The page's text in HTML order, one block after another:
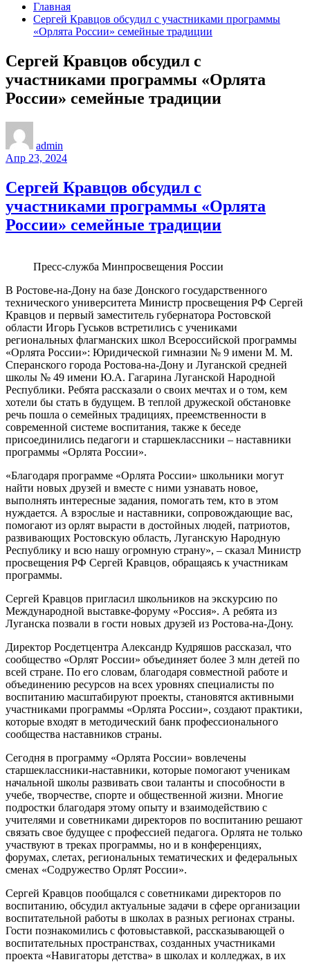
Главная
Сергей Кравцов обсудил с участниками программы
«Орлята России» семейные традиции
Сергей Кравцов обсудил с
участниками программы «Орлята
России» семейные традиции
admin
Апр 23, 2024
Сергей Кравцов обсудил с
участниками программы «Орлята
России» семейные традиции
Пресс-служба Минпросвещения России
В Ростове-на-Дону на базе Донского государственного
технического университета Министр просвещения РФ Сергей
Кравцов и первый заместитель губернатора Ростовской
области Игорь Гуськов встретились с учениками
региональных флагманских школ Всероссийской программы
«Орлята России»: Юридической гимназии № 9 имени М. М.
Сперанского города Ростова-на-Дону и Луганской средней
школы № 49 имени Ю.А. Гагарина Луганской Народной
Республики. Ребята рассказали о своих мечтах и о том, кем
хотели бы стать в будущем. В теплой дружеской обстановке
речь пошла о семейных традициях, преемственности в
современной системе воспитания, также к беседе
присоединились педагоги и старшеклассники – наставники
программы «Орлята России».
«Благодаря программе «Орлята России» школьники могут
найти новых друзей и вместе с ними узнавать новое,
выполнять интересные задания, помогать тем, кто в этом
нуждается. А взрослые и наставники, сопровождающие вас,
помогают из орлят вырасти в достойных людей, патриотов,
развивающих Ростовскую область, Луганскую Народную
Республику и всю нашу огромную страну», – сказал Министр
просвещения РФ Сергей Кравцов, обращаясь к участникам
программы.
Сергей Кравцов пригласил школьников на экскурсию по
Международной выставке-форуму «Россия». А ребята из
Луганска позвали в гости новых друзей из Ростова-на-Дону.
Директор Росдетцентра Александр Кудряшов рассказал, что
сообщество «Орлят России» объединяет более 3 млн детей по
всей стране. По его словам, благодаря совместной работе и
объединению ресурсов на всех уровнях специалисты по
воспитанию масштабируют проекты, становятся активными
участниками программы «Орлята России», создают практики,
которые входят в методический банк профессионального
сообщества наставников страны.
Сегодня в программу «Орлята России» вовлечены
старшеклассники-наставники, которые помогают ученикам
начальной школы развивать свои таланты и способности в
учебе, творчестве, спорте и общественной жизни. Многие
подростки благодаря этому опыту и взаимодействию с
учителями и советниками директоров по воспитанию решают
связать свое будущее с профессией педагога. Орлята не только
участвуют в треках программы, но и в конференциях,
форумах, слетах, региональных тематических и федеральных
сменах «Содружество Орлят России».
Сергей Кравцов пообщался с советниками директоров по
воспитанию, обсудил актуальные задачи в сфере организации
воспитательной работы в школах в разных регионах страны.
Гости познакомились с фотовыставкой, рассказывающей о
воспитательных пространствах, созданных участниками
проекта «Навигаторы детства» в школах и колледжах, в их